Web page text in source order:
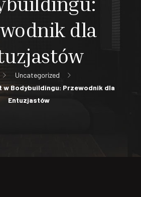
dla
Uncategorized
w Bodybuildingu: Przewodnik dla
Entuzjastów